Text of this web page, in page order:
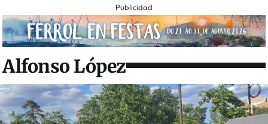
Publicidad
Alfonso López